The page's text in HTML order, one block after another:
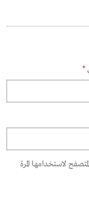
*
لاستخدامها المرة